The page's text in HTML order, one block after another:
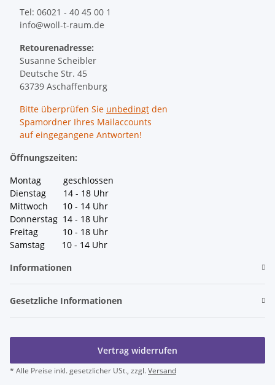
Tel: 06021 - 40 45 00 1
info@woll-t-raum.de
Retourenadresse:
Susanne Scheibler
Deutsche Str. 45
63739 Aschaffenburg
Bitte überprüfen Sie unbedingt den
Spamordner Ihres Mailaccounts
auf eingegangene Antworten!
Öffnungszeiten:
Montag geschlossen
Dienstag 14 - 18 Uhr
Mittwoch 10 - 14 Uhr
Donnerstag 14 - 18 Uhr
Freitag 10 - 18 Uhr
Samstag 10 - 14 Uhr
Informationen
Gesetzliche Informationen
Vertrag widerrufen
* Alle Preise inkl. gesetzlicher USt., zzgl.Versand